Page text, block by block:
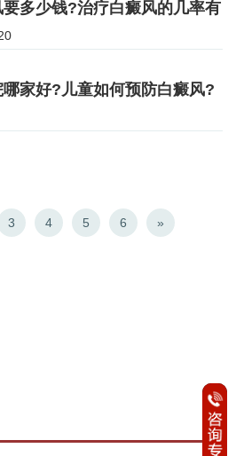
多少钱?治疗白癜风的几率有
家好?儿童如何预防白癜风?
3 4 5 6 »